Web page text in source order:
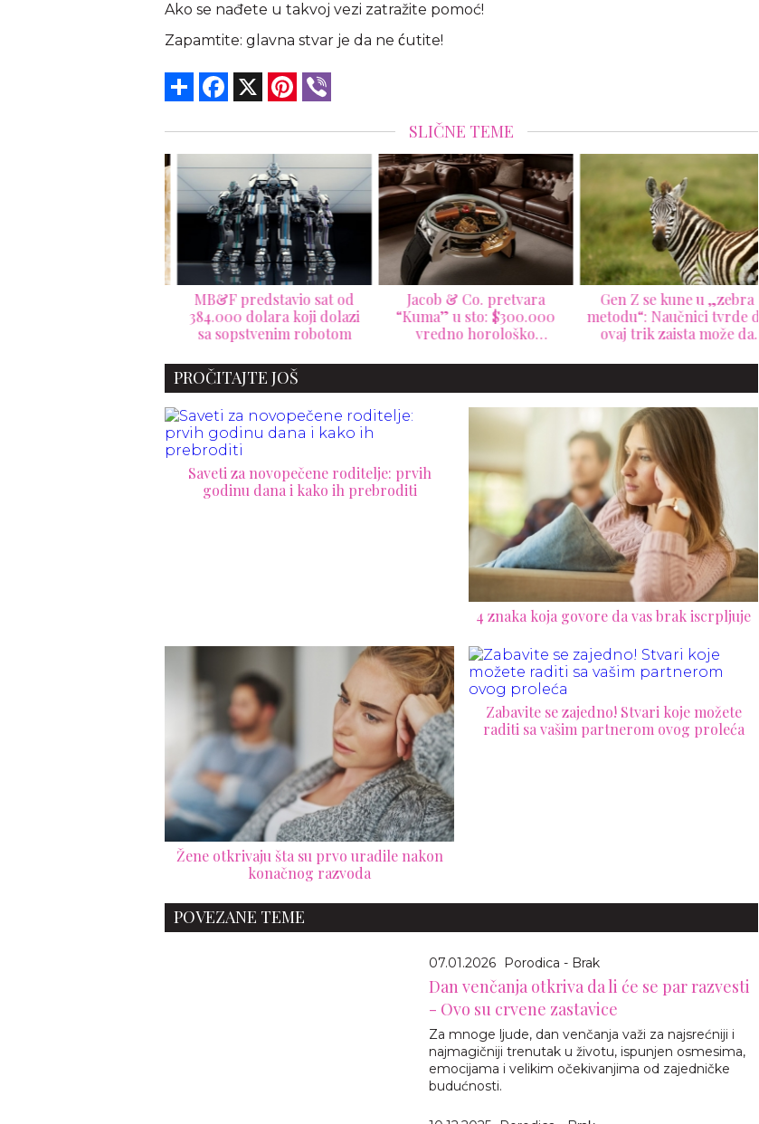
Ako se nađete u takvoj vezi zatražite pomoć!
Zapamtite: glavna stvar je da ne ćutite!
Share Facebook Pinterest
SLIČNE TEME
MB&F predstavio sat od
384.000 dolara koji dolazi
sa sopstvenim robotom
Jacob & Co. pretvara
“Kuma” u sto: $300.000
vredno horološko
kolekcionara
Gen Z se kune u „zebra
metodu“: Naučnici tvrde da
ovaj trik zaista može da
PROČITAJTE JOŠ
Saveti za novopečene roditelje: prvih
godinu dana i kako ih prebroditi
4 znaka koja govore da vas brak iscrpljuje
Žene otkrivaju šta su prvo uradile nakon
konačnog razvoda
Zabavite se zajedno! Stvari koje možete
raditi sa vašim partnerom ovog proleća
POVEZANE TEME
07.01.2026 Porodica - Brak
Dan venčanja otkriva da li će se par razvesti
- Ovo su crvene zastavice
Za mnoge ljude, dan venčanja važi za najsrećniji i
najmagičniji trenutak u životu, ispunjen osmesima,
emocijama i velikim očekivanjima od zajedničke
budućnosti.